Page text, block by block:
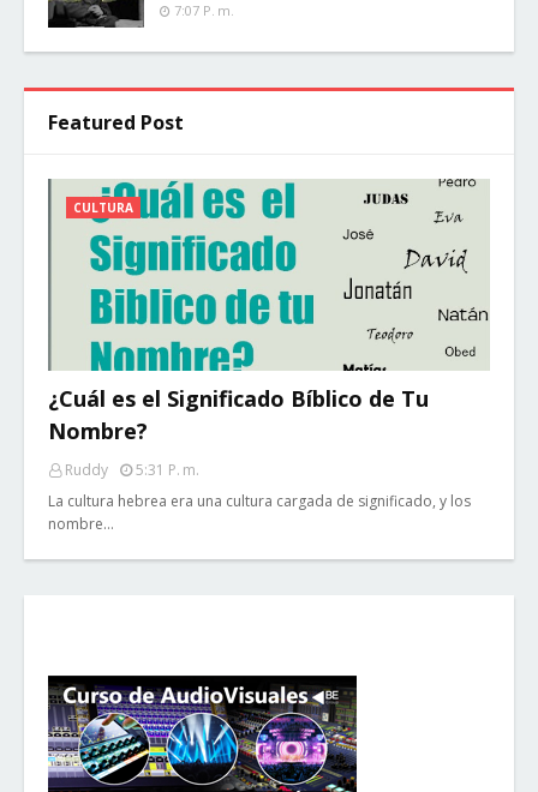
7:07 P. M.
Featured Post
CULTURA
¿Cuál es el Significado Bíblico de Tu
Nombre?
Ruddy
5:31 P. M.
La cultura hebrea era una cultura cargada de significado, y los
nombre…